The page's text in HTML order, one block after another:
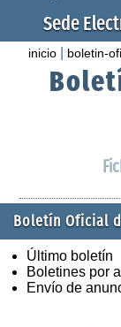
Sede
inicio boletin-
Boletín Oficial
Último boletín
Boletines por
Envío de